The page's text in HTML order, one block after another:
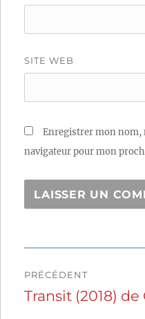
SITE WEB
Enregistrer mon nom,
navigateur pour mon
de
PRÉCÉDENT
Publication
Transit (2018)